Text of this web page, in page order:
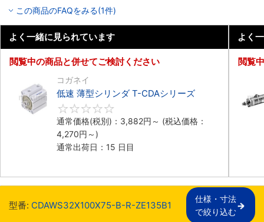
この商品のFAQをみる(1件)
よく一緒に見られています
閲覧中の商品と併せてご検討ください
コガネイ
低速 薄型シリンダ T-CDAシリーズ
通常価格(税別)： 3,882円 ～ (税込価格：
4,270円 ～)
通常出荷日：15 日目
よく
閲覧
型番: CDAWS32X100X75-B-R-ZE135B1
仕様・寸法
で絞り込む